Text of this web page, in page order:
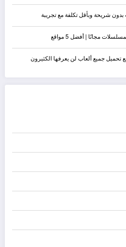
شريحة وبأقل تكلفة مع تجريبة
مجانًا | أفضل 5 مواقع
تحميل جميع ألعاب لن يعرفها الكثيرون